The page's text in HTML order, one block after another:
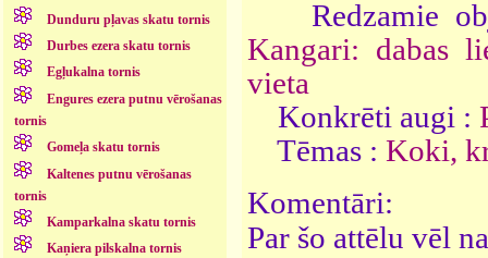
Dunduru pļavas skatu tornis
Durbes ezera skatu tornis
Egļukalna tornis
Engures ezera putnu vērošanas
tornis
Gomeļa skatu tornis
Kaltenes putnu vērošanas
tornis
Kamparkalna skatu tornis
Kaņiera pilskalna tornis
Redzamie
Kangari: dabas
vieta
Konkrēti augi :
Tēmas : Koki,
Komentāri:
Par šo attēlu vēl